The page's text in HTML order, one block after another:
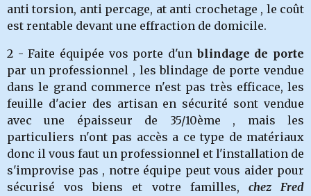
anti torsion, anti percage, at anti crochetage , le coût
est rentable devant une effraction de domicile.
2 - Faite équipée vos porte d'unblindage de porte
par un professionnel , les blindage de porte vendue
dans le grand commerce n'est pas très efficace, les
feuille d'acier des artisan en sécurité sont vendue
avec une épaisseur de 35/10ème , mais les
particuliers n'ont pas accès a ce type de matériaux
donc il vous faut un professionnel et l'installation de
s'improvise pas , notre équipe peut vous aider pour
sécurisé vos biens et votre familles, chez Fred